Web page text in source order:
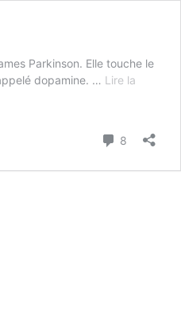
Parkinson. Elle touche le
dopamine. … Lire la
8